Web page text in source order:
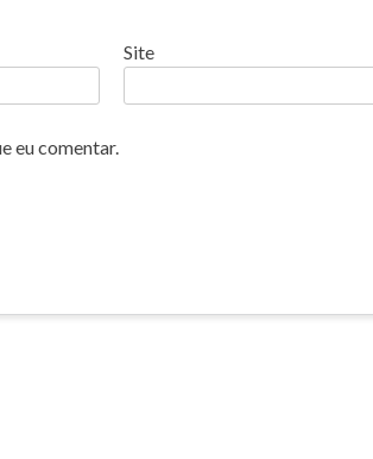
Site
eu comentar.